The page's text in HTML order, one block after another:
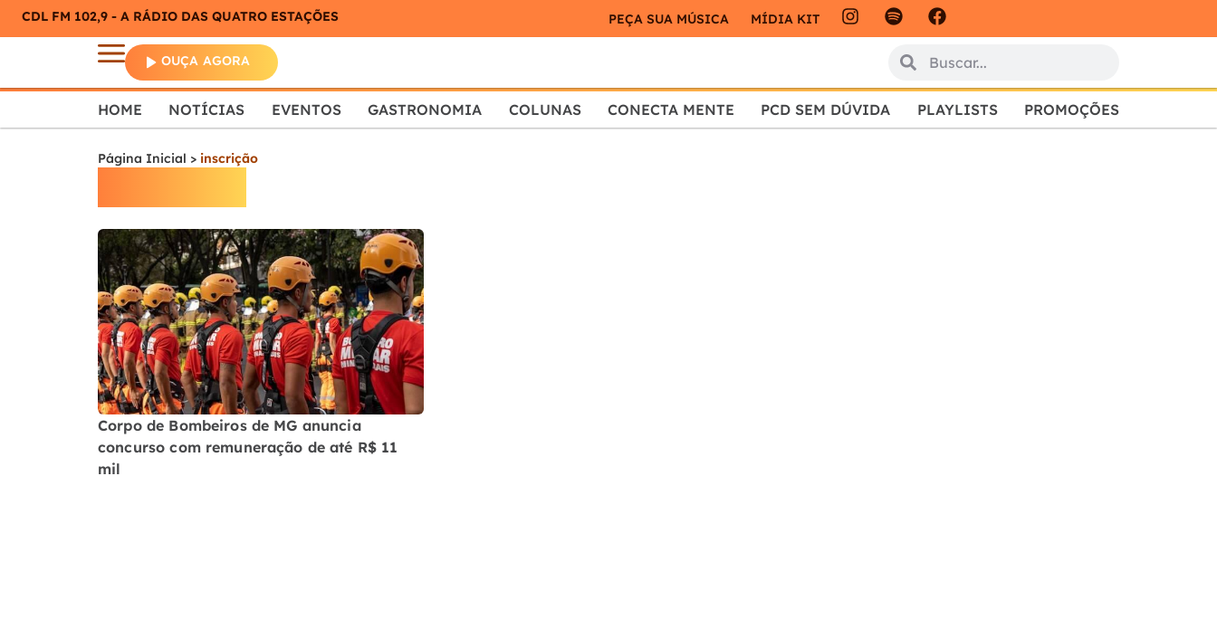
CDL FM 102,9 - A RÁDIO DAS QUATRO ESTAÇÕES PEÇA SUA MÚSICA MÍDIA KIT
OUÇA AGORA
HOME NOTÍCIAS EVENTOS GASTRONOMIA COLUNAS CONECTA MENTE PCD SEM DÚVIDA PLAYLISTS PROMOÇÕES
Página Inicial > inscrição
Corpo de Bombeiros de MG anuncia
concurso com remuneração de até R$ 11
mil